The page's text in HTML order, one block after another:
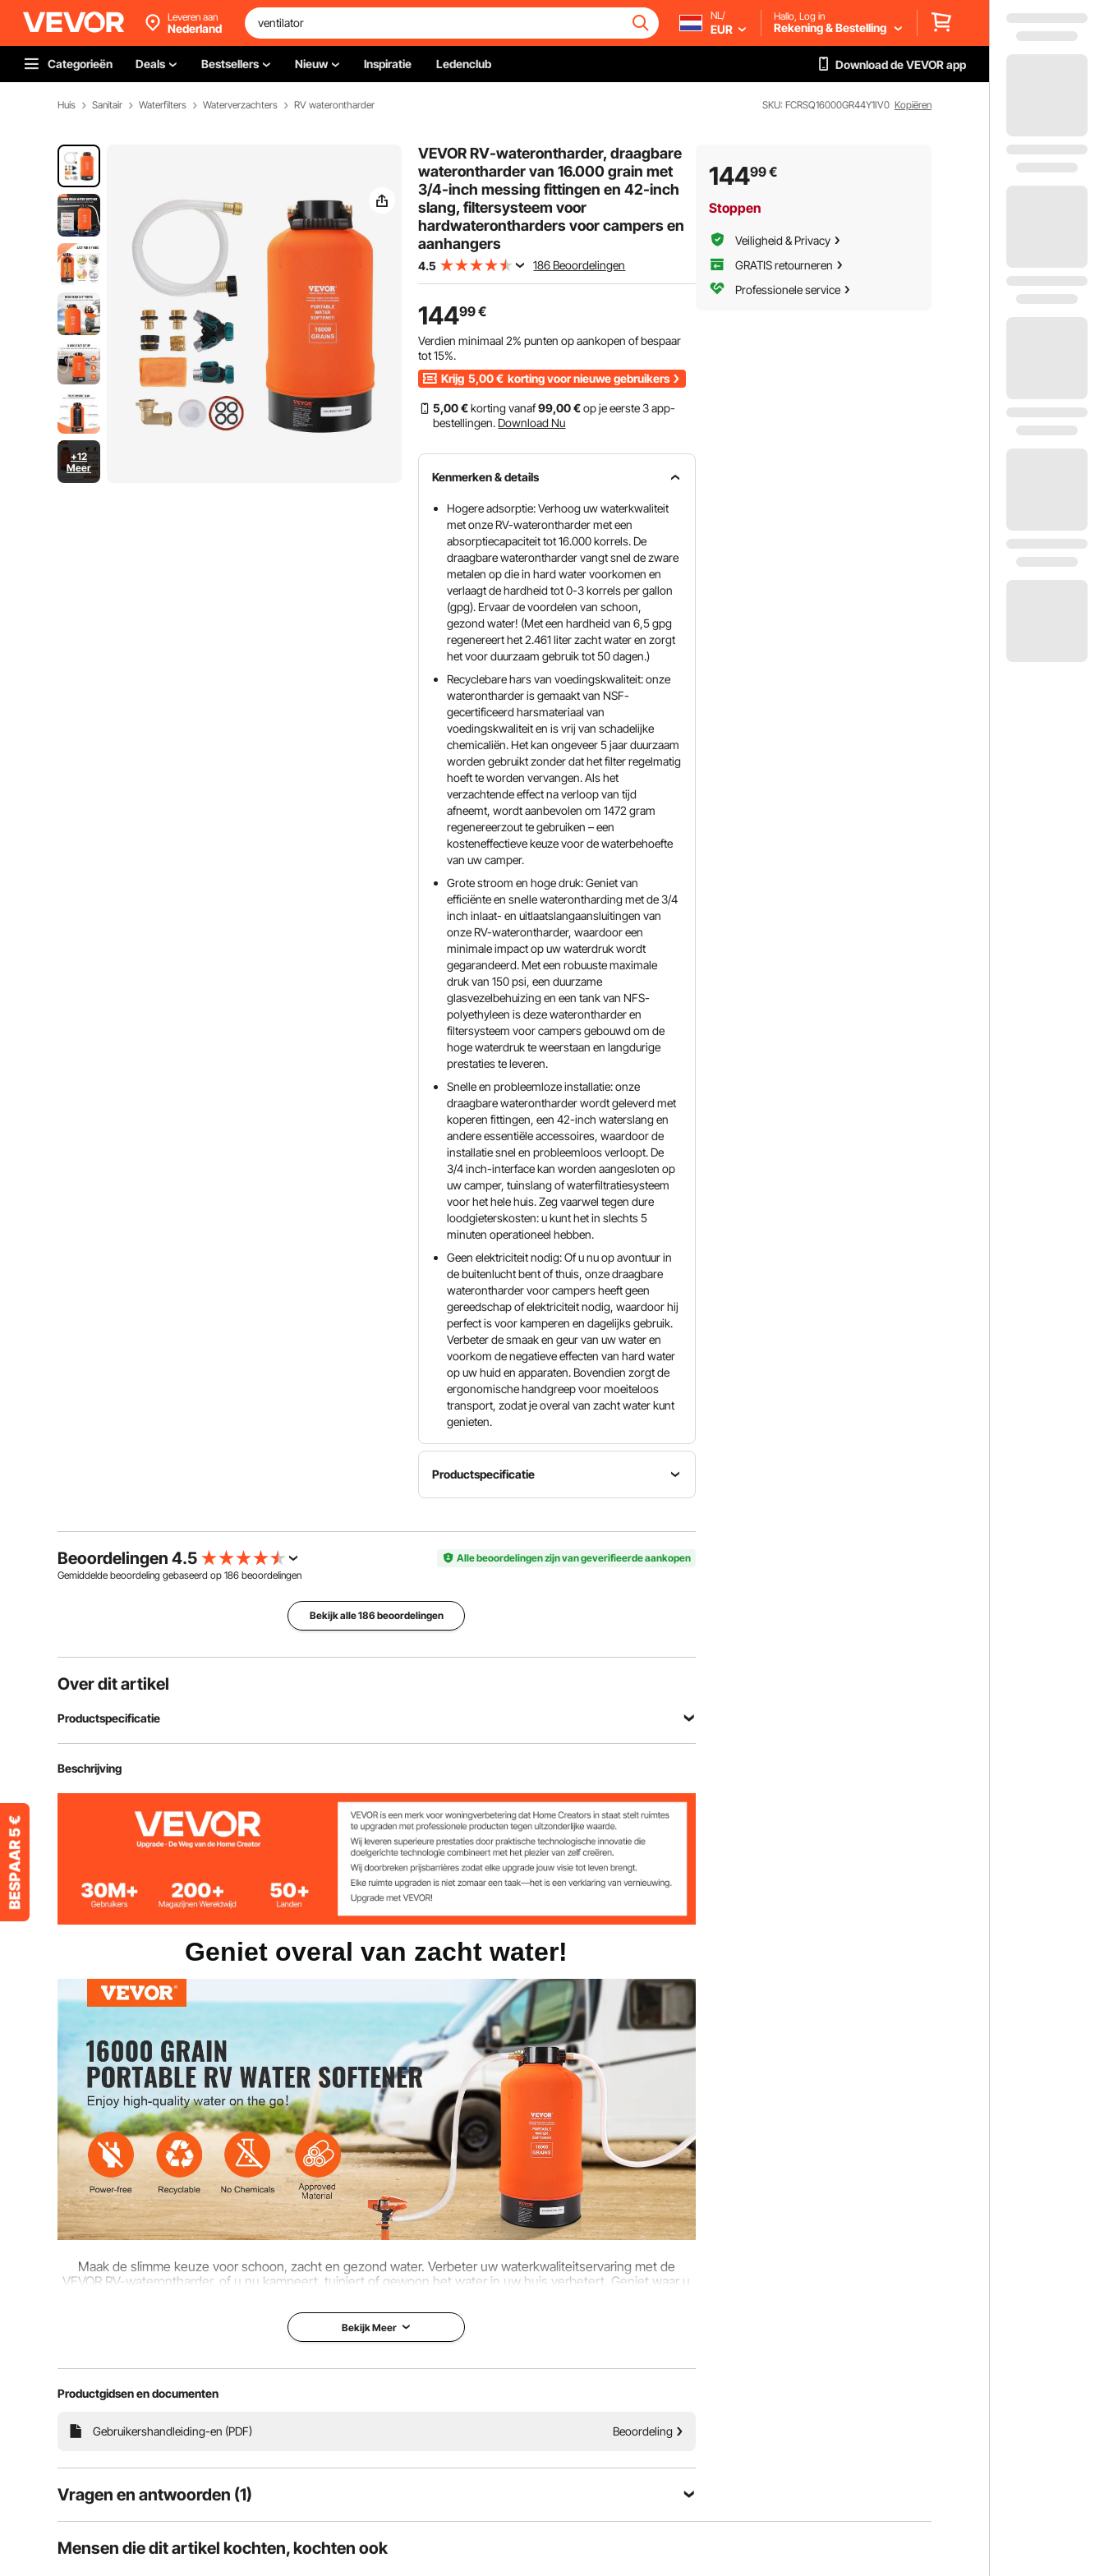
Leveren aan
Nederland
NL/
EUR
Hallo, Log in
Rekening & Bestelling
Categorieën Deals Bestsellers Nieuw Inspiratie Ledenclub Download de VEVOR app
Huis Sanitair Waterfilters Waterverzachters RV waterontharder SKU: FCRSQ16000GR44Y1IV0 Kopiëren
+12
Meer
VEVOR RV-waterontharder, draagbare
waterontharder van 16.000 grain met
3/4-inch messing fittingen en 42-inch
slang, filtersysteem voor
hardwaterontharders voor campers en
aanhangers
4.5 186 Beoordelingen
14499€
Verdien minimaal2% punten op aankopen of bespaar
tot15%.
Krijg 5,00 € korting voor nieuwe gebruikers
5,00 €korting vanaf99,00 €op je eerste 3 app-
bestellingen. Download Nu
Kenmerken & details
Hogere adsorptie: Verhoog uw waterkwaliteit
met onze RV-waterontharder met een
absorptiecapaciteit tot 16.000 korrels. De
draagbare waterontharder vangt snel de zware
metalen op die in hard water voorkomen en
verlaagt de hardheid tot 0-3 korrels per gallon
(gpg). Ervaar de voordelen van schoon,
gezond water! (Met een hardheid van 6,5 gpg
regenereert het 2.461 liter zacht water en zorgt
het voor duurzaam gebruik tot 50 dagen.)
Recyclebare hars van voedingskwaliteit: onze
waterontharder is gemaakt van NSF-
gecertificeerd harsmateriaal van
voedingskwaliteit en is vrij van schadelijke
chemicaliën. Het kan ongeveer 5 jaar duurzaam
worden gebruikt zonder dat het filter regelmatig
hoeft te worden vervangen. Als het
verzachtende effect na verloop van tijd
afneemt, wordt aanbevolen om 1472 gram
regenereerzout te gebruiken – een
kosteneffectieve keuze voor de waterbehoefte
van uw camper.
Grote stroom en hoge druk: Geniet van
efficiënte en snelle waterontharding met de 3/4
inch inlaat- en uitlaatslangaansluitingen van
onze RV-waterontharder, waardoor een
minimale impact op uw waterdruk wordt
gegarandeerd. Met een robuuste maximale
druk van 150 psi, een duurzame
glasvezelbehuizing en een tank van NFS-
polyethyleen is deze waterontharder en
filtersysteem voor campers gebouwd om de
hoge waterdruk te weerstaan ​​en langdurige
prestaties te leveren.
Snelle en probleemloze installatie: onze
draagbare waterontharder wordt geleverd met
koperen fittingen, een 42-inch waterslang en
andere essentiële accessoires, waardoor de
installatie snel en probleemloos verloopt. De
3/4 inch-interface kan worden aangesloten op
uw camper, tuinslang of waterfiltratiesysteem
voor het hele huis. Zeg vaarwel tegen dure
loodgieterskosten: u kunt het in slechts 5
minuten operationeel hebben.
Geen elektriciteit nodig: Of u nu op avontuur in
de buitenlucht bent of thuis, onze draagbare
waterontharder voor campers heeft geen
gereedschap of elektriciteit nodig, waardoor hij
perfect is voor kamperen en dagelijks gebruik.
Verbeter de smaak en geur van uw water en
voorkom de negatieve effecten van hard water
op uw huid en apparaten. Bovendien zorgt de
ergonomische handgreep voor moeiteloos
transport, zodat je overal van zacht water kunt
genieten.
Productspecificatie
RWS1600
245 x 245
Beoordelingen 4.5
Alle beoordelingen zijn van geverifieerde aankopen
Gemiddelde beoordeling gebaseerd op 186 beoordelingen
Bekijk alle 186 beoordelingen
Over dit artikel
Productspecificatie
Artikelmodelnummer
Nettogewicht
245 x 245 x 490 mm
Beschrijving
Geniet overal van zacht water!
Maak de slimme keuze voor schoon, zacht en gezond water. Verbeter uw waterkwaliteitservaring met de
VEVOR RV-waterontharder, of u nu kampeert, tuiniert of gewoon het water in uw huis verbetert. Geniet waar u
Bekijk Meer
Productgidsen en documenten
Gebruikershandleiding-en (PDF) Beoordeling
Vragen en antwoorden (1)
1
14499€
Stoppen
Veiligheid & Privacy
GRATIS retourneren
Professionele service
Mensen die dit artikel kochten, kochten ook